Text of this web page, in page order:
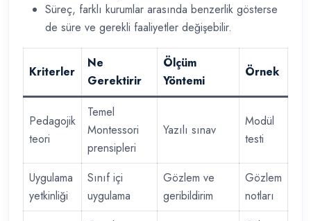
Süreç, farklı kurumlar arasında benzerlik gösterse
de süre ve gerekli faaliyetler değişebilir.
Kriterler
Ne
Gerektirir
Ölçüm
Yöntemi
Örnek
Pedagojik
teori
Temel
Montessori
prensipleri
Yazılı sınav
Modül
testi
Uygulama
yetkinliği
Sınıf içi
uygulama
Gözlem ve
geribildirim
Gözlem
notları